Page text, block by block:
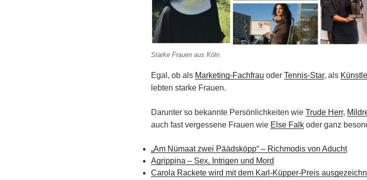
Starke Frauen aus Köln
Egal, ob als Marketing-Fachfrau oder Tennis-Star, als
lebten starke Frauen.
Darunter so bekannte Persönlichkeiten wie Trude Herr,
auch fast vergessene Frauen wie Else Falk oder ganz
„Am Nümaat zwei Päädsköpp“ – Richmodis von Aducht
Agrippina – Sex, Intrigen und Mord
Carola Rackete wird mit dem Karl-Küpper-Preis